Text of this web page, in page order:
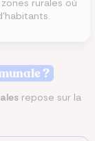
rurales où
?
repose sur la